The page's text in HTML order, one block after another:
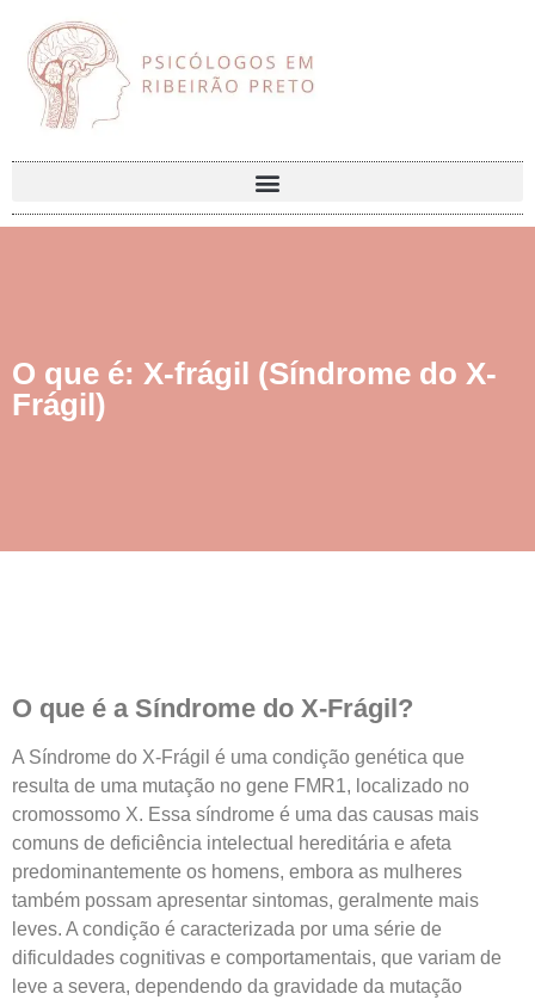
O que é: X-frágil (Síndrome do X-
Frágil)
O que é a Síndrome do X-Frágil?
A Síndrome do X-Frágil é uma condição genética que
resulta de uma mutação no gene FMR1, localizado no
cromossomo X. Essa síndrome é uma das causas mais
comuns de deficiência intelectual hereditária e afeta
predominantemente os homens, embora as mulheres
também possam apresentar sintomas, geralmente mais
leves. A condição é caracterizada por uma série de
dificuldades cognitivas e comportamentais, que variam de
leve a severa, dependendo da gravidade da mutação